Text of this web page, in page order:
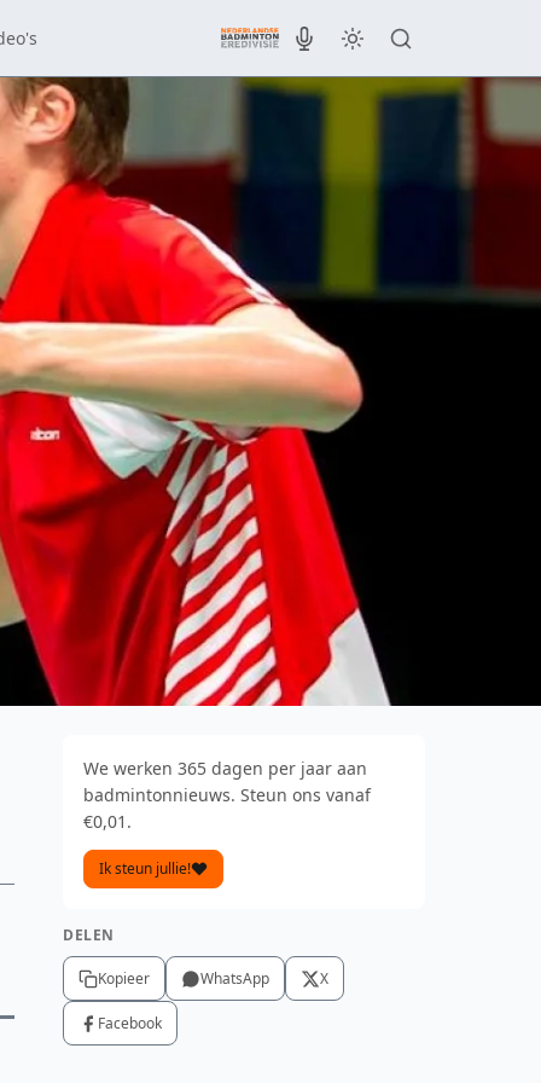
We werken 365 dagen per jaar aan
badmintonnieuws. Steun ons vanaf
€0,01.
Ik steun jullie!
DELEN
Kopieer WhatsApp X
Facebook